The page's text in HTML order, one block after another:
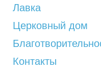
Лавка
Церковный дом
Контакты